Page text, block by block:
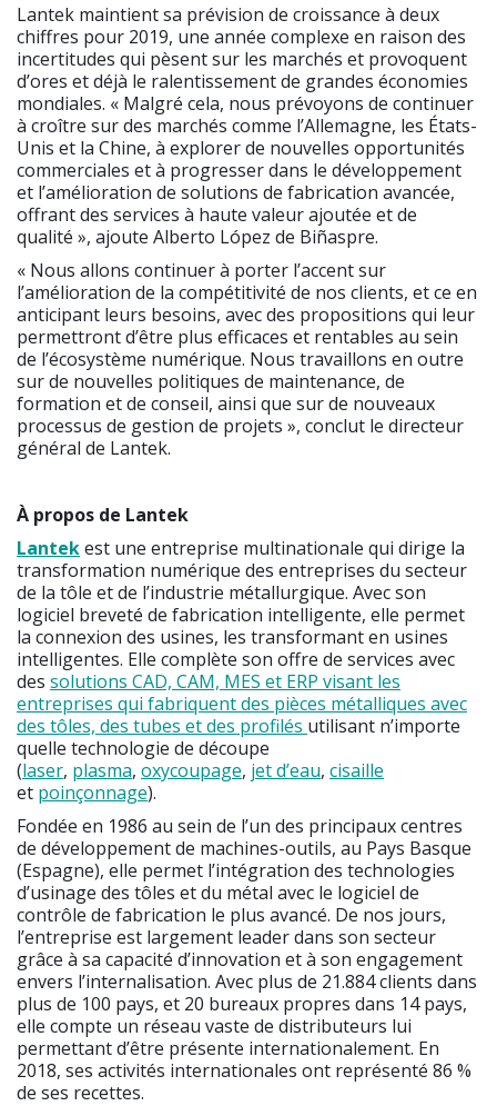
Lantek maintient sa prévision de croissance à deux
chiffres pour 2019, une année complexe en raison des
incertitudes qui pèsent sur les marchés et provoquent
d’ores et déjà le ralentissement de grandes économies
mondiales. « Malgré cela, nous prévoyons de continuer
à croître sur des marchés comme l’Allemagne, les États-
Unis et la Chine, à explorer de nouvelles opportunités
commerciales et à progresser dans le développement
et l’amélioration de solutions de fabrication avancée,
offrant des services à haute valeur ajoutée et de
qualité », ajoute Alberto López de Biñaspre.
« Nous allons continuer à porter l’accent sur
l’amélioration de la compétitivité de nos clients, et ce en
anticipant leurs besoins, avec des propositions qui leur
permettront d’être plus efficaces et rentables au sein
de l’écosystème numérique. Nous travaillons en outre
sur de nouvelles politiques de maintenance, de
formation et de conseil, ainsi que sur de nouveaux
processus de gestion de projets », conclut le directeur
général de Lantek.
À propos de Lantek
Lantekest une entreprise multinationale qui dirige la
transformation numérique des entreprises du secteur
de la tôle et de l’industrie métallurgique. Avec son
logiciel breveté de fabrication intelligente, elle permet
la connexion des usines, les transformant en usines
intelligentes. Elle complète son offre de services avec
des solutions CAD, CAM, MES et ERP visant les
entreprises qui fabriquent des pièces métalliques avec
des tôles, des tubes et des profilés utilisant n’importe
quelle technologie de découpe
(laser, plasma, oxycoupage, jet d’eau, cisaille
et poinçonnage).
Fondée en 1986 au sein de l’un des principaux centres
de développement de machines-outils, au Pays Basque
(Espagne), elle permet l’intégration des technologies
d’usinage des tôles et du métal avec le logiciel de
contrôle de fabrication le plus avancé. De nos jours,
l’entreprise est largement leader dans son secteur
grâce à sa capacité d’innovation et à son engagement
envers l’internalisation. Avec plus de 21.884 clients dans
plus de 100 pays, et 20 bureaux propres dans 14 pays,
elle compte un réseau vaste de distributeurs lui
permettant d’être présente internationalement. En
2018, ses activités internationales ont représenté 86 %
de ses recettes.